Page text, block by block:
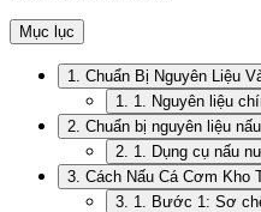
Mục lục
1. Chuẩn Bị Nguyên Liệu
1. 1. Nguyên liệu
2. Chuẩn bị nguyên liệu
2. 1. Dụng cụ nấu
3. Cách Nấu Cá Cơm Kho
3. 1. Bước 1: Sơ